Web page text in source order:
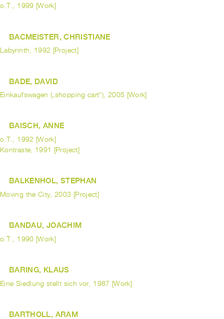
o.T., 1999 [Work]
BACMEISTER, CHRISTIANE
Labyrinth, 1992 [Project]
BADE, DAVID
Einkaufswagen („shopping cart“), 2005 [Work]
BAISCH, ANNE
o.T., 1992 [Work]
Kontraste, 1991 [Project]
BALKENHOL, STEPHAN
Moving the City, 2003 [Project]
BANDAU, JOACHIM
o.T., 1990 [Work]
BARING, KLAUS
Eine Siedlung stellt sich vor, 1987 [Work]
BARTHOLL, ARAM